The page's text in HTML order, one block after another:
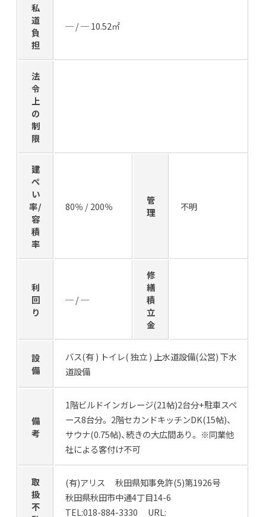
私
道
負
担
─ / ─ 10.52㎡
法
令
上
の
制
限
建
ぺ
い
率/
容
積
率
80％ / 200％
管
理
不明
利
回
り
─ / ─
修
繕
積
立
金
設
備
バス(有 ) トイレ( 独立 ) 上水道設備(公営) 下水
道設備
備
考
1階ビルドインガレージ(21帖)2台分+駐車スペ
ース8台分。 2階セカンドキッチンDK(15帖)、
サウナ(0.75帖)、続きの大広間あり。 ※同業他
社による客付け不可
取
扱
不
(有)アリス 秋田県知事免許(5)第1926号
秋田県秋田市中通4丁目14-6
TEL:018-884-3330 URL: